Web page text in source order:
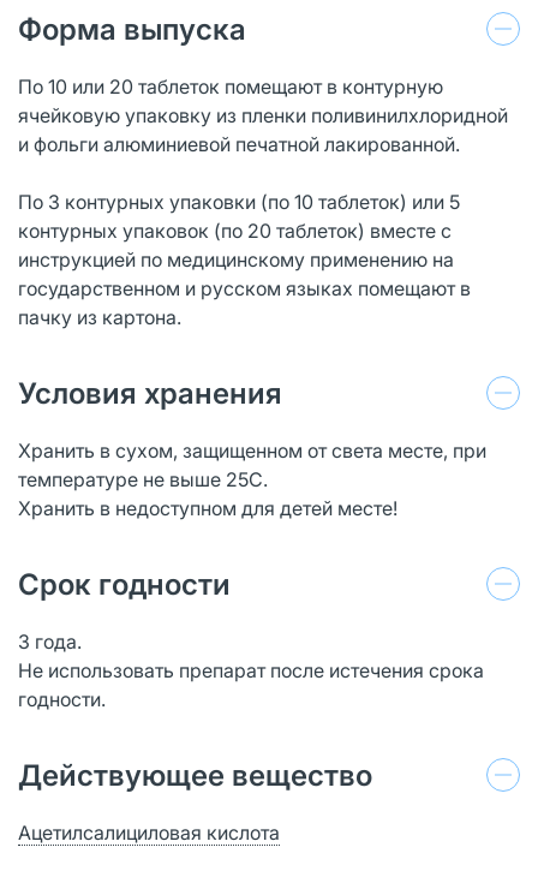
Форма выпуска
По 10 или 20 таблеток помещают в контурную
ячейковую упаковку из пленки поливинилхлоридной
и фольги алюминиевой печатной лакированной.
По 3 контурных упаковки (по 10 таблеток) или 5
контурных упаковок (по 20 таблеток) вместе с
инструкцией по медицинскому применению на
государственном и русском языках помещают в
пачку из картона.
Условия хранения
Хранить в сухом, защищенном от света месте, при
температуре не выше 25С.
Хранить в недоступном для детей месте!
Срок годности
3 года.
Не использовать препарат после истечения срока
годности.
Действующее вещество
Ацетилсалициловая кислота